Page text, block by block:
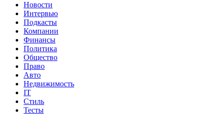
Новости
Интервью
Подкасты
Компании
Финансы
Политика
Общество
Право
Авто
Недвижимость
IT
Стиль
Тесты